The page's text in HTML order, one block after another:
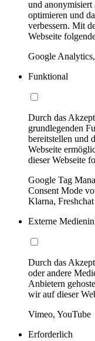
und anonymisiert
optimieren und
verbessern. Mit
Webseite
Google
Funktional
Durch das
grundlegenden
bereitstellen und
Webseite
dieser Webseite
Google Tag
Consent Mode
Klarna, Freshchat
Externe
Durch das
oder andere
Anbietern
wir auf dieser
Vimeo, YouTube
Erforderlich